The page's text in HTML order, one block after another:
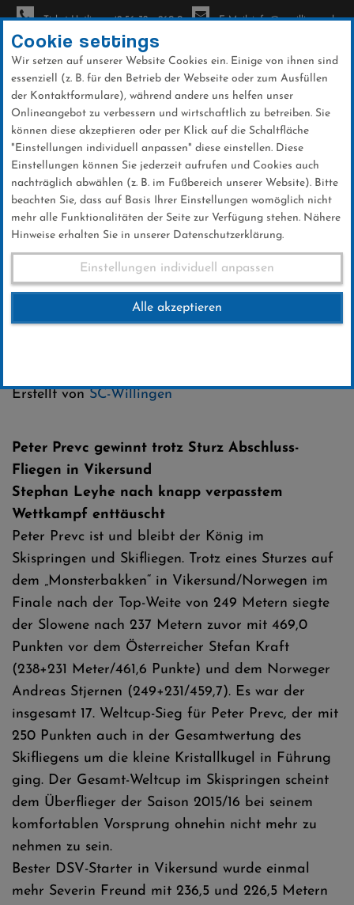
Direkt
zum
Inhalt
Ticket-Hotline: +49 56 32 - 960-0 E-Mail: info@sc-willingen.de
News
FIS World Cup Vikersund
14.02.2016
Erstellt vonSC-Willingen
Peter Prevc gewinnt trotz Sturz Abschluss-
Fliegen in Vikersund
Stephan Leyhe nach knapp verpasstem
Wettkampf enttäuscht
Peter Prevc ist und bleibt der König im
Skispringen und Skifliegen. Trotz eines Sturzes auf
dem „Monsterbakken“ in Vikersund/Norwegen im
Finale nach der Top-Weite von 249 Metern siegte
der Slowene nach 237 Metern zuvor mit 469,0
Punkten vor dem Österreicher Stefan Kraft
(238+231 Meter/461,6 Punkte) und dem Norweger
Andreas Stjernen (249+231/459,7). Es war der
insgesamt 17. Weltcup-Sieg für Peter Prevc, der mit
250 Punkten auch in der Gesamtwertung des
Skifliegens um die kleine Kristallkugel in Führung
ging. Der Gesamt-Weltcup im Skispringen scheint
dem Überflieger der Saison 2015/16 bei seinem
komfortablen Vorsprung ohnehin nicht mehr zu
nehmen zu sein.
Bester DSV-Starter in Vikersund wurde einmal
mehr Severin Freund mit 236,5 und 226,5 Metern
Cookie settings
Wir setzen auf unserer Website Cookies ein. Einige von ihnen sind
essenziell (z. B. für den Betrieb der Webseite oder zum Ausfüllen
der Kontaktformulare), während andere uns helfen unser
Onlineangebot zu verbessern und wirtschaftlich zu betreiben. Sie
können diese akzeptieren oder per Klick auf die Schaltfläche
"Einstellungen individuell anpassen" diese einstellen. Diese
Einstellungen können Sie jederzeit aufrufen und Cookies auch
nachträglich abwählen (z. B. im Fußbereich unserer Website). Bitte
beachten Sie, dass auf Basis Ihrer Einstellungen womöglich nicht
mehr alle Funktionalitäten der Seite zur Verfügung stehen. Nähere
Hinweise erhalten Sie in unserer Datenschutzerklärung.
Einstellungen individuell anpassen
Alle akzeptieren